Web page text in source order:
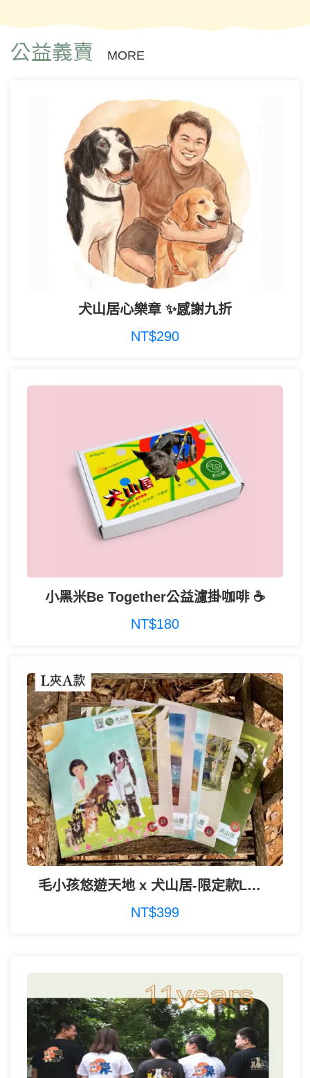
公益義賣 MORE
犬山居心樂章 ✨感謝九折
NT$290
小黑米Be Together公益濾掛咖啡 ☕
NT$180
毛小孩悠遊天地 x 犬山居-限定款L夾(一款6個)
NT$399